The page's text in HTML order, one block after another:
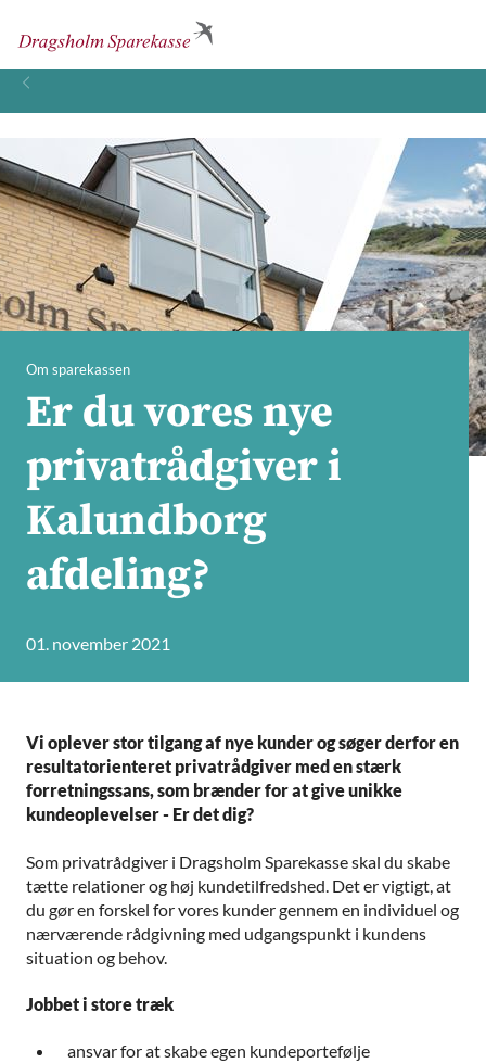
Om sparekassen
Er du vores nye
privatrådgiver i
Kalundborg
afdeling?
01. november 2021
Vi oplever stor tilgang af nye kunder og søger derfor en
resultatorienteret privatrådgiver med en stærk
forretningssans, som brænder for at give unikke
kundeoplevelser - Er det dig?
Som privatrådgiver i Dragsholm Sparekasse skal du skabe
tætte relationer og høj kundetilfredshed. Det er vigtigt, at
du gør en forskel for vores kunder gennem en individuel og
nærværende rådgivning med udgangspunkt i kundens
situation og behov.
Jobbet i store træk
ansvar for at skabe egen kundeportefølje